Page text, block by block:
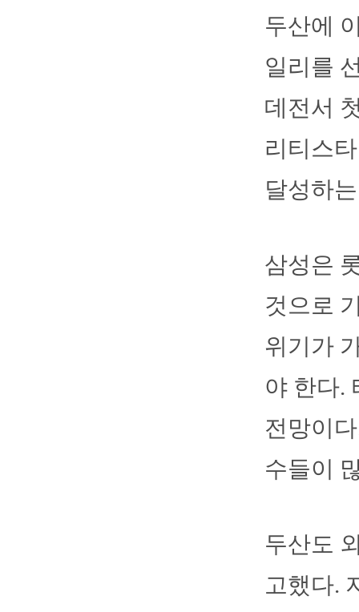
두산에
일리를
데전서
리티스
달성하
삼성은
것으로
위기가
야 한다.
전망이
수들이
두산도
고했다.